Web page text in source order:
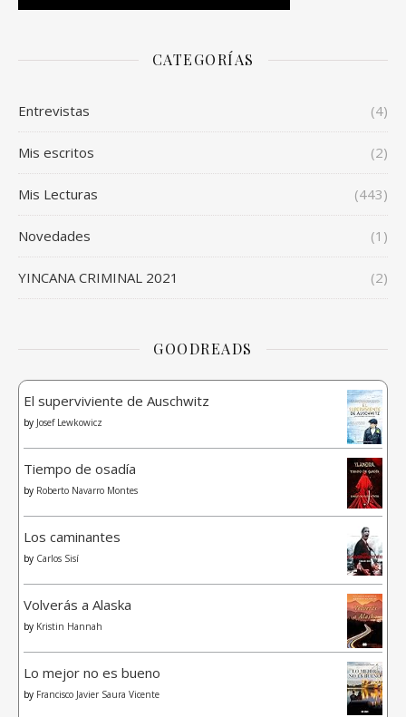
CATEGORÍAS
Entrevistas (4)
Mis escritos (2)
Mis Lecturas (443)
Novedades (1)
YINCANA CRIMINAL 2021 (2)
GOODREADS
El superviviente de Auschwitz
by Josef Lewkowicz
Tiempo de osadía
by Roberto Navarro Montes
Los caminantes
by Carlos Sisí
Volverás a Alaska
by Kristin Hannah
Lo mejor no es bueno
by Francisco Javier Saura Vicente